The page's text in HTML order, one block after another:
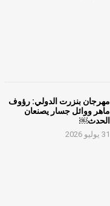
مهرجان بنزرت الدولي: رؤوف
ماهر ووائل جسار يصنعان
الحدث￼
31 يوليو 2026